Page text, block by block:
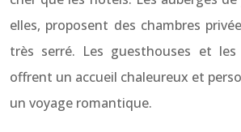
elles, proposent des chambres
très serré. Les guesthouses et
offrent un accueil chaleureux et
un voyage romantique.